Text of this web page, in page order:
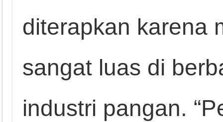
diterapkan karena
sangat luas di
industri pangan.